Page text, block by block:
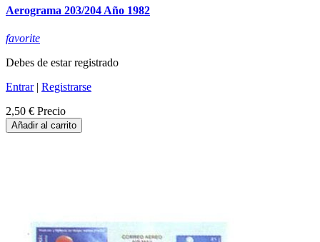
Aerograma 203/204 Año 1982
favorite
Debes de estar registrado
Entrar| Registrarse
2,50 € Precio
Añadir al carrito